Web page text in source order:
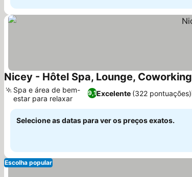
Nicey - Hôtel Spa, Lounge, Coworking
9,1Excelente (322 pontuações)
Spa e área de bem-
estar para relaxar
Selecione as datas para ver os preços exatos.
Escolha popular